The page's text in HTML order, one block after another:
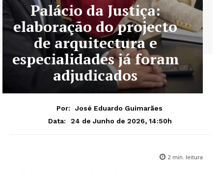
Palácio da Justiça:
elaboração do projecto
de arquitectura e
especialidades já foram
adjudicados
Por:
José Eduardo Guimarães
Data:
24 de Junho de 2026, 14:50h
2 min. leitura